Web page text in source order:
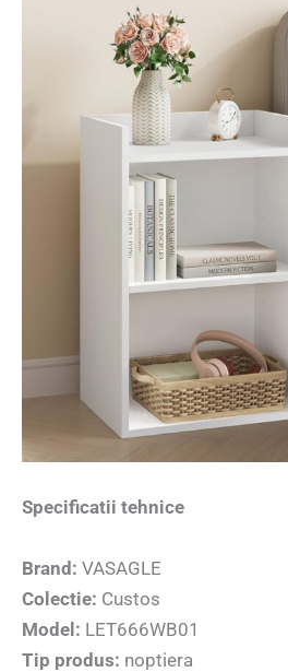
Specificatii tehnice
Brand: VASAGLE
Colectie: Custos
Model: LET666WB01
Tip produs: noptiera